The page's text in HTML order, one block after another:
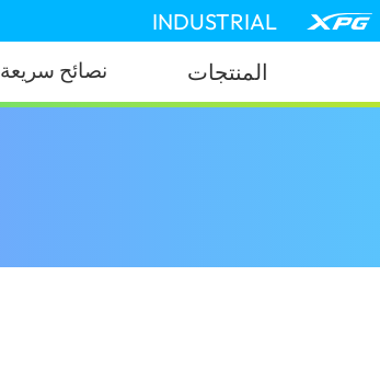
INDUSTRIAL
المنتجات نصائح سريعة